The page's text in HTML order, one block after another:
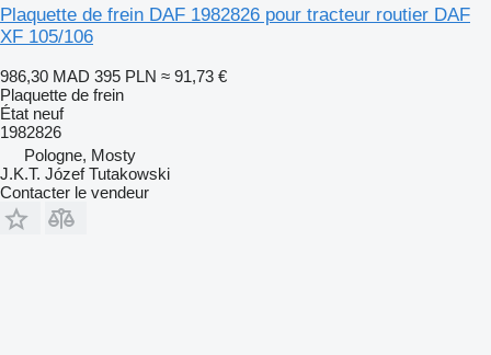
Plaquette de frein DAF 1982826 pour tracteur routier DAF
XF 105/106
986,30 MAD 395 PLN ≈ 91,73 €
Plaquette de frein
État neuf
1982826
Pologne, Mosty
J.K.T. Józef Tutakowski
Contacter le vendeur